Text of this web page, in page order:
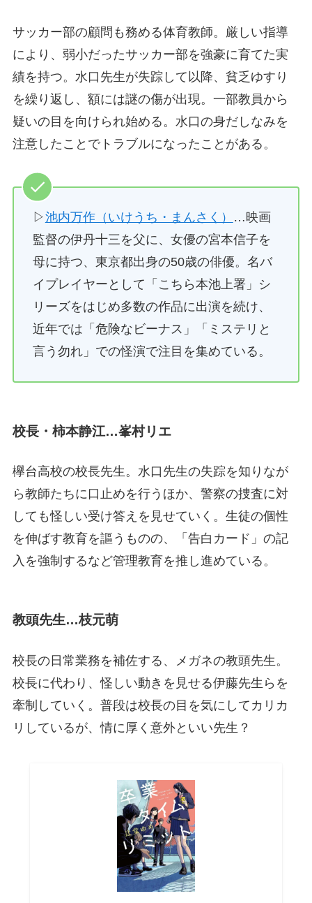
サッカー部の顧問も務める体育教師。厳しい指導
により、弱小だったサッカー部を強豪に育てた実
績を持つ。水口先生が失踪して以降、貧乏ゆすり
を繰り返し、額には謎の傷が出現。一部教員から
疑いの目を向けられ始める。水口の身だしなみを
注意したことでトラブルになったことがある。
▷池内万作（いけうち・まんさく）
…映画
監督の伊丹十三を父に、女優の宮本信子を
母に持つ、東京都出身の50歳の俳優。名バ
イプレイヤーとして「こちら本池上署」シ
リーズをはじめ多数の作品に出演を続け、
近年では「危険なビーナス」「ミステリと
言う勿れ」での怪演で注目を集めている。
校長・柿本静江…峯村リエ
欅台高校の校長先生。水口先生の失踪を知りなが
ら教師たちに口止めを行うほか、警察の捜査に対
しても怪しい受け答えを見せていく。生徒の個性
を伸ばす教育を謳うものの、「告白カード」の記
入を強制するなど管理教育を推し進めている。
教頭先生…枝元萌
校長の日常業務を補佐する、メガネの教頭先生。
校長に代わり、怪しい動きを見せる伊藤先生らを
牽制していく。普段は校長の目を気にしてカリカ
リしているが、情に厚く意外といい先生？